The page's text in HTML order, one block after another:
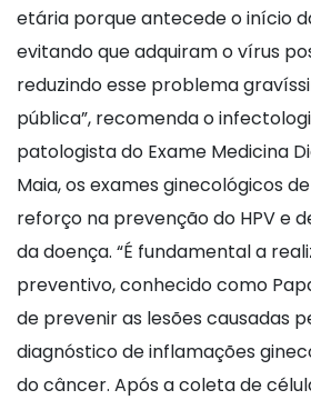
etária porque antecede o início
evitando que adquiram o vírus
reduzindo esse problema
pública”, recomenda o
patologista do Exame Medicina
Maia, os exames ginecológicos
reforço na prevenção do HPV e
da doença. “É fundamental a
preventivo, conhecido como
de prevenir as lesões causadas
diagnóstico de inflamações
do câncer. Após a coleta de